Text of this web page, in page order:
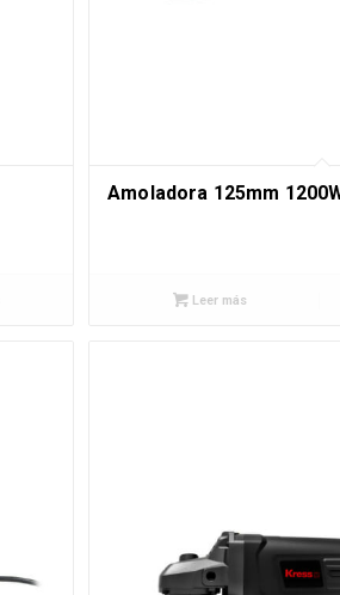
Amoladora 125mm
Leer más